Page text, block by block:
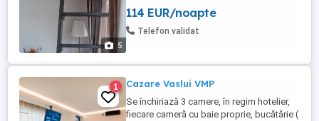
5
114 EUR/noapte
Telefon validat
1 Cazare Vaslui VMP
Se închiriază 3 camere, în regim hotelier,
fiecare cameră cu baie proprie, bucătărie (